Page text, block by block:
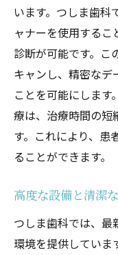
います。つしま歯科
ャナーを使用するこ
診断が可能です。こ
キャンし、精密なデ
ことを可能にします
療は、治療時間の短
す。これにより、患
ることができます。
高度な設備と清潔
つしま歯科では、最
環境を提供していま